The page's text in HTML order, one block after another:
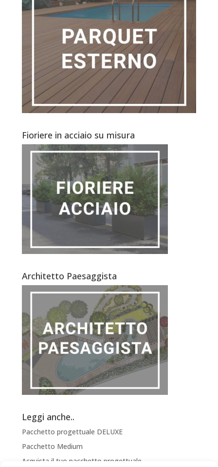
Fioriere in acciaio su misura
Architetto Paesaggista
Leggi anche..
Pacchetto progettuale DELUXE
Pacchetto Medium
Acquista il tuo pacchetto progettuale